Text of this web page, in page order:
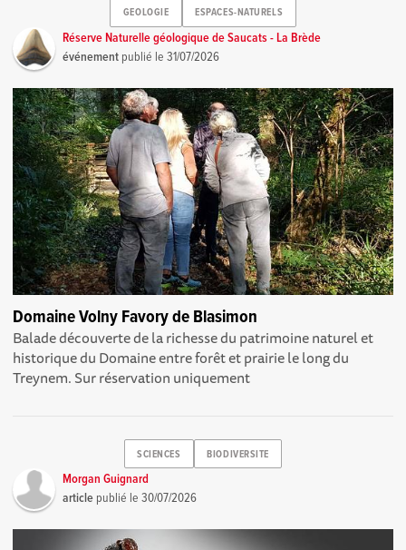
GEOLOGIE ESPACES-NATURELS
Réserve Naturelle géologique de Saucats - La Brède
événement publié le31/07/2026
Domaine Volny Favory de Blasimon
Balade découverte de la richesse du patrimoine naturel et
historique du Domaine entre forêt et prairie le long du
Treynem. Sur réservation uniquement
SCIENCES BIODIVERSITE
Morgan Guignard
article publié le30/07/2026